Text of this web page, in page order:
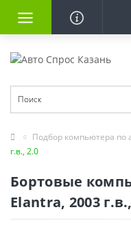
Подбор компьютера по
г.в., 2.0
Бортовые
Elantra, 2003